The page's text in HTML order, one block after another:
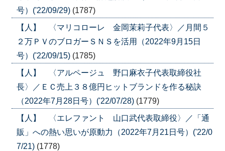
号）('22/09/29) (1787)
【人】 〈マリコローレ 金岡茉莉子代表〉／月間５
２万ＰＶのブロガーＳＮＳを活用（2022年9月15日
号）('22/09/15) (1785)
【人】 〈アルページュ 野口麻衣子代表取締役社
長〉／ＥＣ売上３８億円ヒットブランドを作る秘訣
（2022年7月28日号）('22/07/28) (1779)
【人】 〈エレファント 山口武代表取締役〉／「通
販」への熱い思いが原動力（2022年7月21日号）('22/0
7/21) (1778)